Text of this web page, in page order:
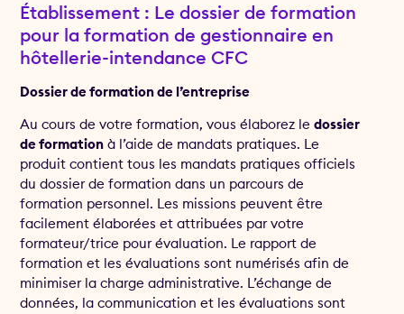
Établissement : Le dossier de formation
pour la formation de gestionnaire en
hôtellerie-intendance CFC
Dossier de formation de l’entreprise
Au cours de votre formation, vous élaborez ledossier
de formation à l’aide de mandats pratiques. Le
produit contient tous les mandats pratiques officiels
du dossier de formation dans un parcours de
formation personnel. Les missions peuvent être
facilement élaborées et attribuées par votre
formateur/trice pour évaluation. Le rapport de
formation et les évaluations sont numérisés afin de
minimiser la charge administrative. L’échange de
données, la communication et les évaluations sont